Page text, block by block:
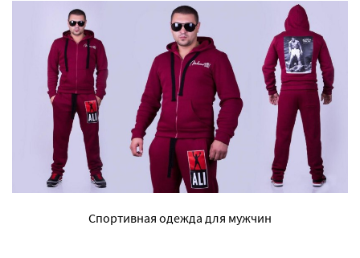
Спортивная одежда для мужчин